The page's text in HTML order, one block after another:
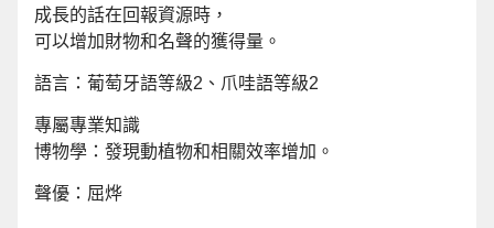
成長的話在回報資源時，
可以增加財物和名聲的獲得量。
語言：葡萄牙語等級2、爪哇語等級2
專屬專業知識
博物學：發現動植物和相關效率增加。
聲優：屈烨